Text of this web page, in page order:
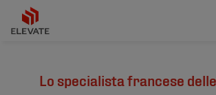
Lo specialista francese delle